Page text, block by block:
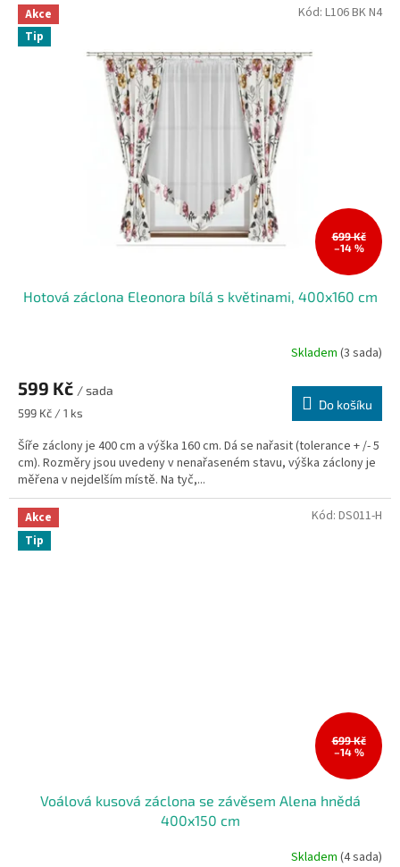
Akce
Tip
699 Kč
–14 %
Hotová záclona Eleonora bílá s květinami, 400x160 cm
Skladem (3 sada)
599 Kč / sada
Měrná
599 Kč / 1 ks
Do košíku
Šíře záclony je 400 cm a výška 160 cm. Dá se nařasit (tolerance + /- 5
cm). Rozměry jsou uvedeny v nenařaseném stavu, výška záclony je
měřena v nejdelším místě. Na tyč,...
Kód: L106 BK N4
Akce
Tip
699 Kč
–14 %
Voálová kusová záclona se závěsem Alena hnědá
400x150 cm
Skladem(4 sada)
Kód: DS011-H